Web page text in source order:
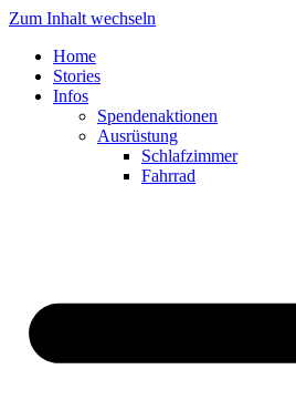
Zum Inhalt wechseln
Home
Stories
Infos
Spendenaktionen
Ausrüstung
Schlafzimmer
Fahrrad